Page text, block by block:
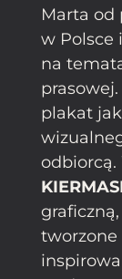
Marta od
w Polsce
na
plakat
odbiorcą.
tworzone